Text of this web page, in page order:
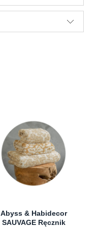
Abyss & Habidecor
SAUVAGE Ręcznik